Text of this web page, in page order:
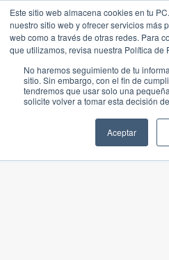
Este sitio web almacena cookies en tu
nuestro sitio web y ofrecer servicios más
web como a través de otras redes. Para
que utilizamos, revisa nuestra Política de
No haremos seguimiento de tu
sitio. Sin embargo, con el fin de
tendremos que usar solo una
solicite volver a tomar esta decisión
Aceptar